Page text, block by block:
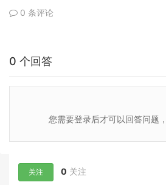
0 条评论
0 个回答
您需要登录后才可以回答问题，
关注 0 关注